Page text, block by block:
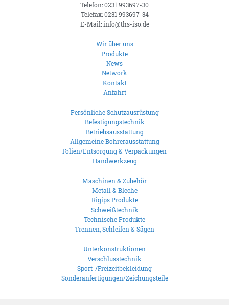
Telefon: 0231 993697-30
Telefax: 0231 993697-34
E-Mail: info@ths-iso.de
Wir über uns
Produkte
News
Network
Kontakt
Anfahrt
Persönliche Schutzausrüstung
Befestigungstechnik
Betriebsausstattung
Allgemeine Bohrerausstattung
Folien/Entsorgung & Verpackungen
Handwerkzeug
Maschinen & Zubehör
Metall & Bleche
Rigips Produkte
Schweißtechnik
Technische Produkte
Trennen, Schleifen & Sägen
Unterkonstruktionen
Verschlusstechnik
Sport-/Freizeitbekleidung
Sonderanfertigungen/Zeichungsteile